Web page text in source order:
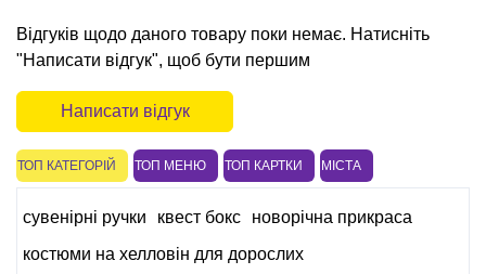
Відгуків щодо даного товару поки немає. Натисніть
"Написати відгук", щоб бути першим
Написати відгук
ТОП КАТЕГОРІЙ ТОП МЕНЮ ТОП КАРТКИ МІСТА
сувенірні ручки квест бокс
новорічна прикраса
костюми на хелловін для дорослих